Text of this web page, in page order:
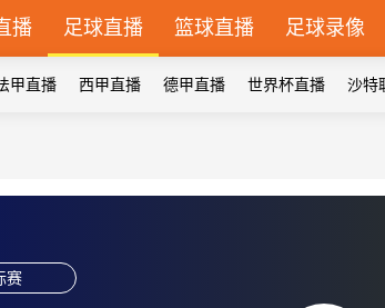
播 足球直播 篮球直播 足球录像
甲直播 西甲直播 德甲直播 世界杯直播 沙特
赛